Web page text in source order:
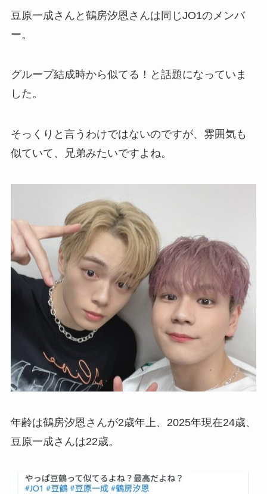
豆原一成さんと鶴房汐恩さんは同じJO1のメンバ
ー。
グループ結成時から似てる！と話題になっていま
した。
そっくりと言うわけではないのですが、雰囲気も
似ていて、兄弟みたいですよね。
年齢は鶴房汐恩さんが2歳年上、2025年現在24歳、
豆原一成さんは22歳。